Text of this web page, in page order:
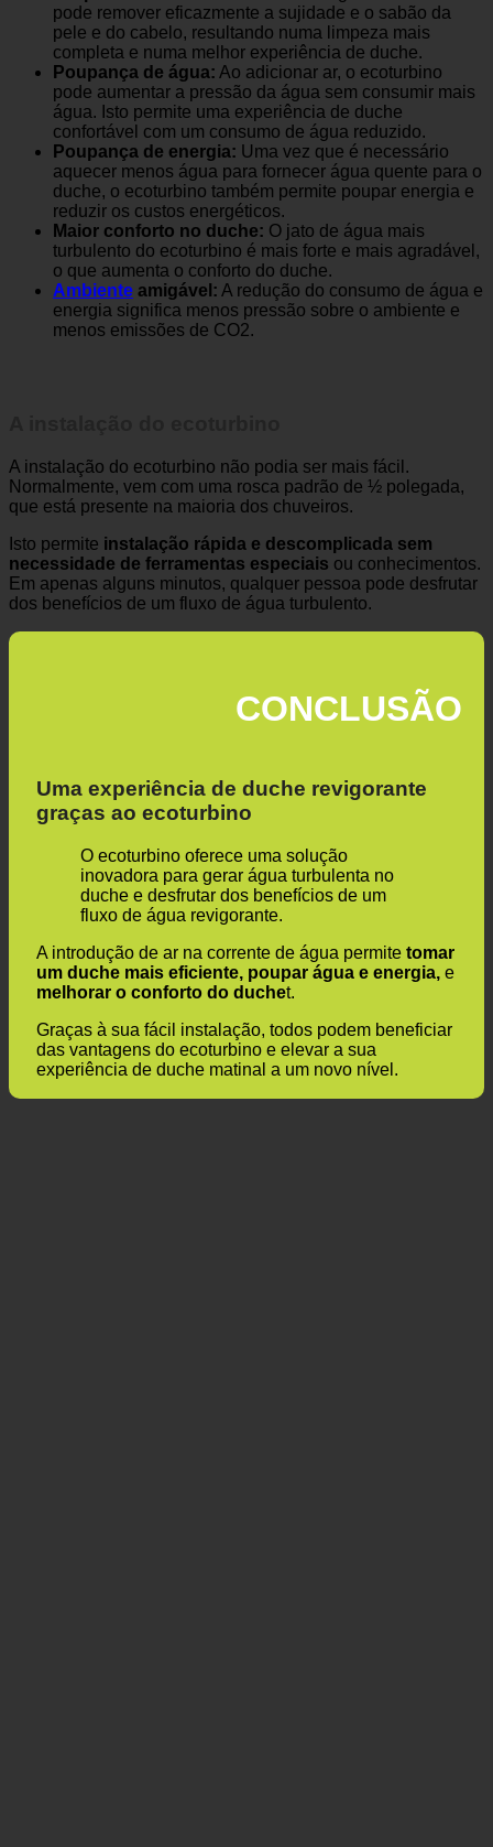
Limpeza mais eficaz:Um fluxo de água turbulento
pode remover eficazmente a sujidade e o sabão da
pele e do cabelo, resultando numa limpeza mais
completa e numa melhor experiência de duche.
Poupança de água:Ao adicionar ar, o ecoturbino
pode aumentar a pressão da água sem consumir mais
água. Isto permite uma experiência de duche
confortável com um consumo de água reduzido.
Poupança de energia:Uma vez que é necessário
aquecer menos água para fornecer água quente para o
duche, o ecoturbino também permite poupar energia e
reduzir os custos energéticos.
Maior conforto no duche:O jato de água mais
turbulento do ecoturbino é mais forte e mais agradável,
o que aumenta o conforto do duche.
Ambienteamigável:A redução do consumo de água e
energia significa menos pressão sobre o ambiente e
A instalação do ecoturbino não podia ser mais fácil.
Normalmente, vem com uma rosca padrão de ½ polegada,
Isto permite instalação rápida e descomplicada sem
necessidade de ferramentas especiaisou conhecimentos.
Em apenas alguns minutos, qualquer pessoa pode desfrutar
CONCLUSÃO
Uma experiência de duche revigorante
O ecoturbino oferece uma solução
inovadora para gerar água turbulenta no
duche e desfrutar dos benefícios de um
A introdução de ar na corrente de água permitetomar
um duche mais eficiente, poupar água e energia,
Graças à sua fácil instalação, todos podem beneficiar
das vantagens do ecoturbino e elevar a sua